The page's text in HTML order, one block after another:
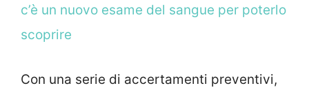
c’è un nuovo esame del sangue per poterlo
scoprire
Con una serie di accertamenti preventivi,